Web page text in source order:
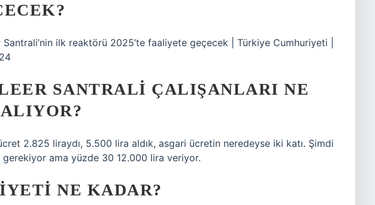
ilk reaktörü 2025’te faaliyete geçecek | Türkiye Cumhuriyeti |
SANTRALI ÇALIŞANLARI NE
2.825 liraydı, 5.500 lira aldık, asgari ücretin neredeyse iki katı. Şimdi
gerekiyor ama yüzde 30 12.000 lira veriyor.
NE KADAR?